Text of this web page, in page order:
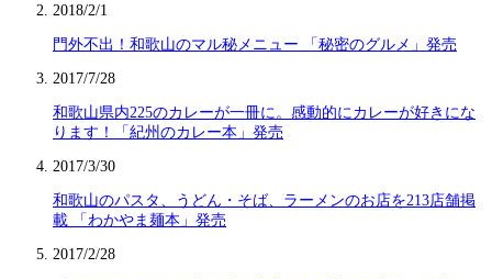
2018/2/1
門外不出！和歌山のマル秘メニュー 「秘密のグルメ」発売
2017/7/28
和歌山県内225のカレーが一冊に。感動的にカレーが好きにな
ります！「紀州のカレー本」発売
2017/3/30
和歌山のパスタ、うどん・そば、ラーメンのお店を213店舗掲
載 「わかやま麺本」発売
2017/2/28